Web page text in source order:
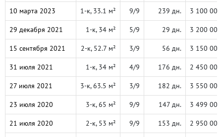
10 марта 2023 1-к, 33.1 м² 9/9 239 дн. 3 100 000
29 декабря 2021 1-к, 34 м² 5/9 29 дн. 3 200 000
15 сентября 2021 2-к, 52.7 м² 3/9 56 дн. 3 150 000
31 июля 2021 1-к, 34 м² 4/9 176 дн. 2 450 000
27 июля 2021 3-к, 63.5 м² 3/9 182 дн. 3 550 000
23 июля 2020 3-к, 65 м² 9/9 147 дн. 3 499 000
21 июля 2020 2-к, 53 м² 9/9 153 дн. 2 950 000